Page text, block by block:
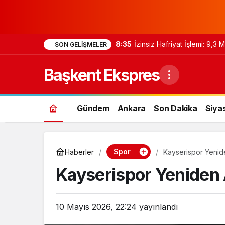
SON GELIŞMELER 8:35 İzinsiz Hafriyat İşlemi: 9,3
Başkent Ekspres
Gündem Ankara Son Dakika
Haberler Spor Kayserispor
Kayserispor
10 Mayıs 2026, 22:24 yayınlandı